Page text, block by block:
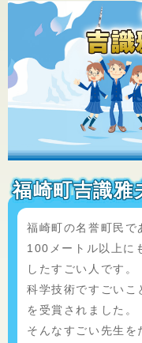
福崎町吉識雅
福崎町の名誉町民で
100メートル以上に
したすごい人です。
科学技術ですごいこ
を受賞されました。
そんなすごい先生を